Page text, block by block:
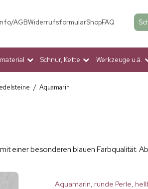
AGBWiderrufsformularShopFAQ
Schnur, Kette Werkzeuge u.ä.
/ Aquamarin
einer besonderen blauen Farbqualität.
Aquamarin, runde Perle,